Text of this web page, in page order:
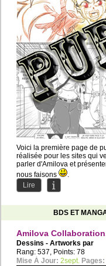
Voici la première page de
réalisée pour les sites qui
parler d'Amilova et
nous faisons
.
A...Lire
BDS ET
Amilova
Dessins - Artworks par
Guildadventure,johandark
Rang: 537, Points: 78
Mise À Jour: 2sept. Pages: